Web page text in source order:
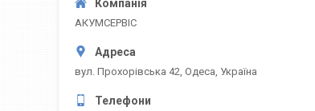
АКУМСЕРВІС
вул. Прохорівська 42, Одеса, Україна